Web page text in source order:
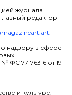
журнала.
редактор
.
надзору в сфере
ФС 77-76316 от 19
и культуре.